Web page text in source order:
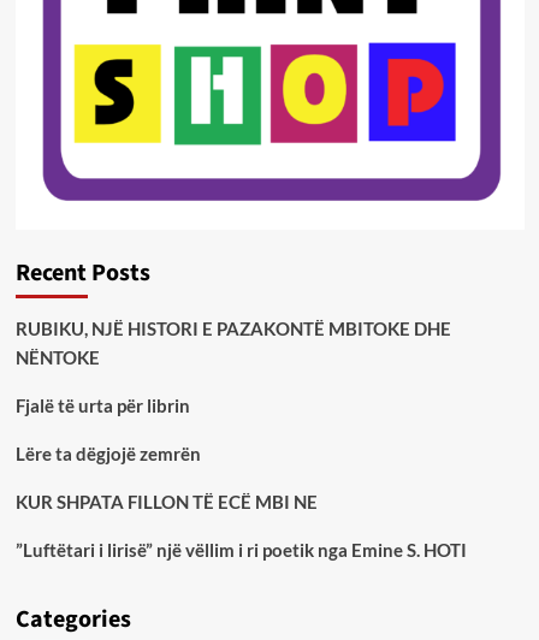
Recent Posts
RUBIKU, NJË HISTORI E PAZAKONTË MBITOKE DHE
NËNTOKE
Fjalë të urta për librin
Lëre ta dëgjojë zemrën
KUR SHPATA FILLON TË ECË MBI NE
”Luftëtari i lirisë” një vëllim i ri poetik nga Emine S. HOTI
Categories